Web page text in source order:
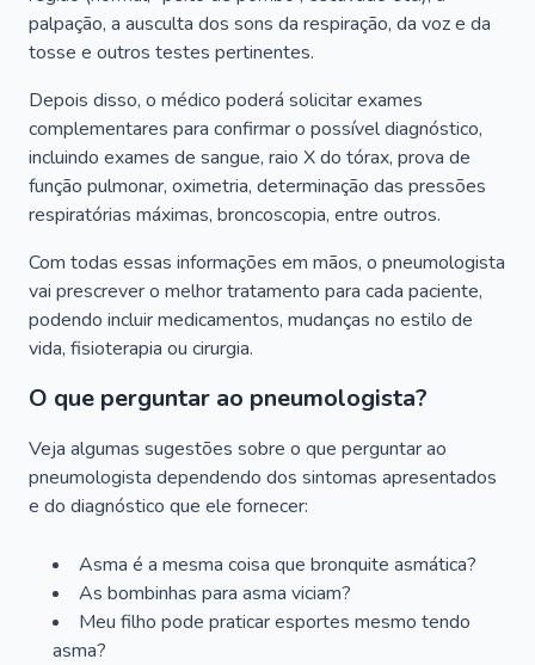
palpação, a ausculta dos sons da respiração, da voz e da
tosse e outros testes pertinentes.
Depois disso, o médico poderá solicitar exames
complementares para confirmar o possível diagnóstico,
incluindo exames de sangue, raio X do tórax, prova de
função pulmonar, oximetria, determinação das pressões
respiratórias máximas, broncoscopia, entre outros.
Com todas essas informações em mãos, o pneumologista
vai prescrever o melhor tratamento para cada paciente,
podendo incluir medicamentos, mudanças no estilo de
vida, fisioterapia ou cirurgia.
O que perguntar ao pneumologista?
Veja algumas sugestões sobre o que perguntar ao
pneumologista dependendo dos sintomas apresentados
e do diagnóstico que ele fornecer:
Asma é a mesma coisa que bronquite asmática?
As bombinhas para asma viciam?
Meu filho pode praticar esportes mesmo tendo
asma?